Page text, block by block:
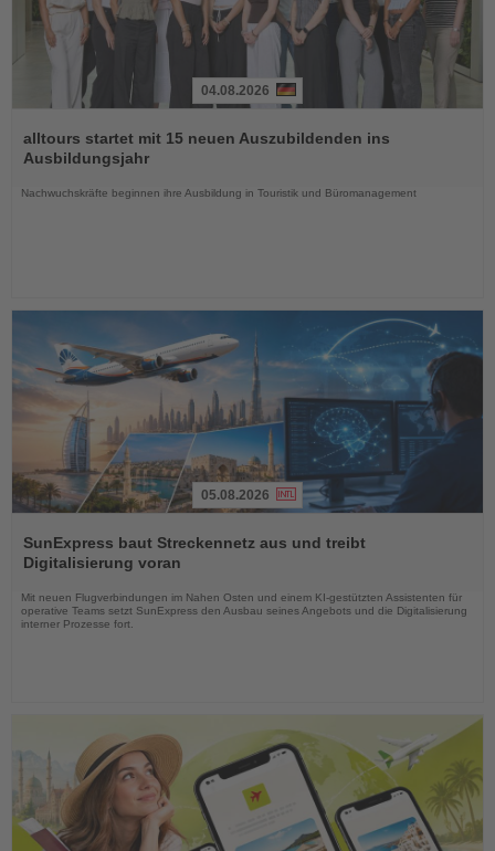
Sie
die
04.08.2026
alltours startet mit 15 neuen Auszubildenden ins
Ausbildungsjahr
Nachwuchskräfte beginnen ihre Ausbildung in Touristik und Büromanagement
Sie
die
Nachrichten
05.08.2026
SunExpress baut Streckennetz aus und treibt
Digitalisierung voran
Mit neuen Flugverbindungen im Nahen Osten und einem KI-gestützten Assistenten für
operative Teams setzt SunExpress den Ausbau seines Angebots und die Digitalisierung
interner Prozesse fort.